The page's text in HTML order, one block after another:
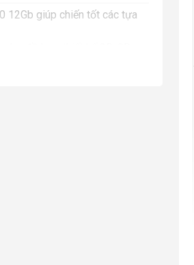
12Gb giúp chiến tốt các tựa
đồ họa, thiết kế 2D, 3D